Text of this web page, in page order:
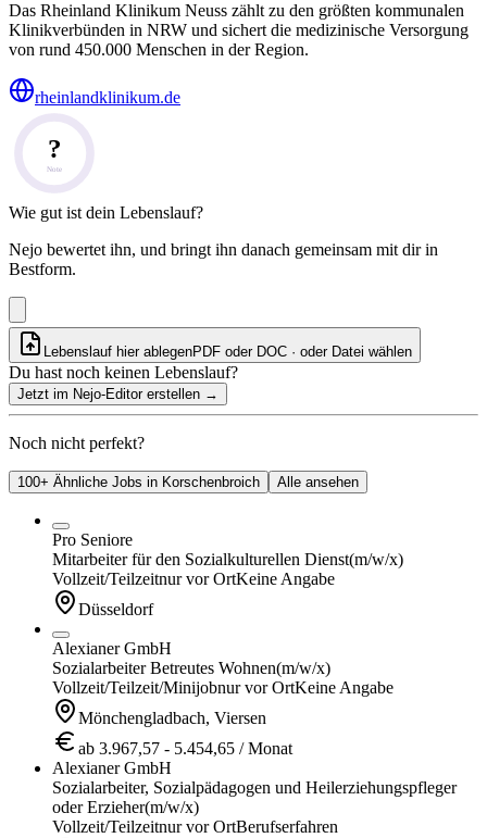
Das Rheinland Klinikum Neuss zählt zu den größten kommunalen
Klinikverbünden in NRW und sichert die medizinische Versorgung
von rund 450.000 Menschen in der Region.
rheinlandklinikum.de
?
Note
Wie gut ist dein Lebenslauf?
Nejo bewertet ihn, und bringt ihn danach gemeinsam mit dir in
Bestform.
Lebenslauf hier ablegenPDF oder DOC · oder Datei wählen
Du hast noch keinen Lebenslauf?
Jetzt im Nejo-Editor erstellen →
Noch nicht perfekt?
100+ Ähnliche Jobs in Korschenbroich Alle ansehen
Pro Seniore
Mitarbeiter für den Sozialkulturellen Dienst(m/w/x)
Vollzeit/Teilzeitnur vor OrtKeine Angabe
Düsseldorf
Alexianer GmbH
Sozialarbeiter Betreutes Wohnen(m/w/x)
Vollzeit/Teilzeit/Minijobnur vor OrtKeine Angabe
Mönchengladbach, Viersen
ab 3.967,57 - 5.454,65 / Monat
Alexianer GmbH
Sozialarbeiter, Sozialpädagogen und Heilerziehungspfleger
oder Erzieher(m/w/x)
Vollzeit/Teilzeitnur vor OrtBerufserfahren